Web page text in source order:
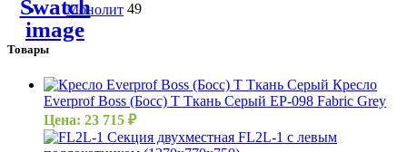
Монолит 49
Товары
Кресло
Everprof Boss (Босс) T Ткань Серый EР-098 Fabric Grey
Цена: 23 715 ₽